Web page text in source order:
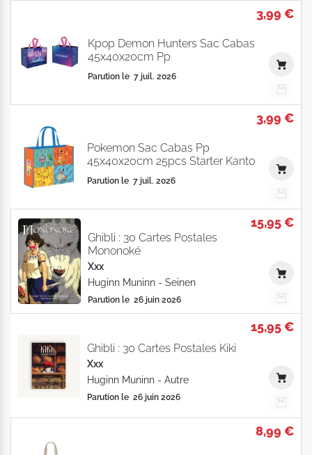
3,99 €
Kpop Demon Hunters Sac Cabas
45x40x20cm Pp
Parution le 7 juil. 2026
3,99 €
Pokemon Sac Cabas Pp
45x40x20cm 25pcs Starter Kanto
Parution le 7 juil. 2026
15,95 €
Ghibli : 30 Cartes Postales
Mononoké
Xxx
Huginn Muninn - Seinen
Parution le 26 juin 2026
15,95 €
Ghibli : 30 Cartes Postales Kiki
Xxx
Huginn Muninn - Autre
Parution le 26 juin 2026
8,99 €